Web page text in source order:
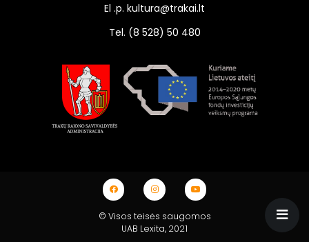
El .p. kultura@trakai.lt
Tel. (8 528) 50 480
© Visos teisės saugomos
UAB Lexita, 2021